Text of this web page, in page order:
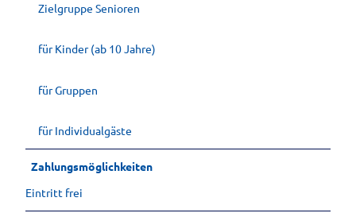
Zielgruppe Senioren
für Kinder (ab 10 Jahre)
für Gruppen
für Individualgäste
Zahlungsmöglichkeiten
Eintritt frei